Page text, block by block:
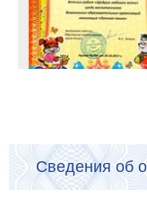
Сведения об